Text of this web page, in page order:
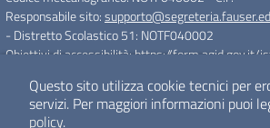
Responsabile sito:
- Distretto Scolastico 51: NOTF040002
Obiettivi di accessibilità: https://form.agid.gov.it/
Concept &
Questo sito utilizza cookie tecnici per
servizi. Per maggiori informazioni puoi
policy.